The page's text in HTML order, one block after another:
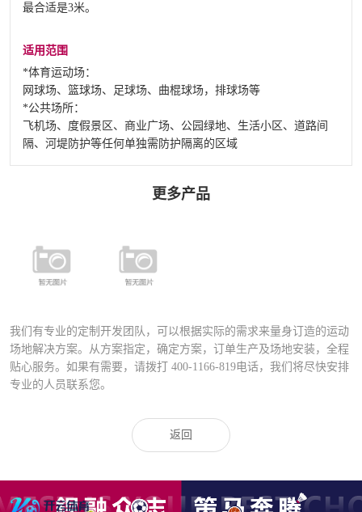
最合适是3米。
适用范围
*体育运动场：
网球场、篮球场、足球场、曲棍球场，排球场等
*公共场所：
飞机场、度假景区、商业广场、公园绿地、生活小区、道路间
隔、河堤防护等任何单独需防护隔离的区域
更多产品
组合式围网
——铝合金扣
件
热镀锌圆管组
合式围网—铝
合金扣件
我们有专业的定制开发团队，可以根据实际的需求来量身订造的运动
场地解决方案。从方案指定，确定方案，订单生产及场地安装，全程
贴心服务。如果有需要，请拨打 400-1166-819电话，我们将尽快安排
专业的人员联系您。
返回